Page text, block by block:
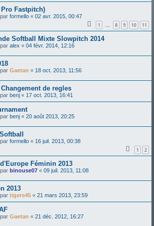
Pro Fastpitch)
formello « 02 avr. 2015, 00:47
1 … 8 9 10 11
Softball Mixte Slowpitch 2014
alex « 04 févr. 2014, 12:16
Gaetan « 18 oct. 2013, 11:56
de regles
benj « 17 oct. 2013, 16:41
benj « 20 août 2013, 20:25
formello « 16 juil. 2013, 00:38
1 2
Féminin 2013
binouse07 « 09 juil. 2013, 11:08
2013
tigers45 « 21 mars 2013, 23:59
Gaetan « 21 déc. 2012, 16:27